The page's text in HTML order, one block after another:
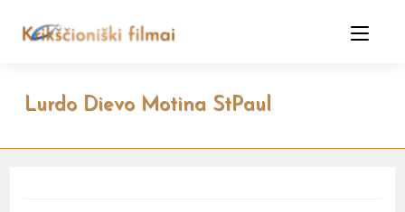
Lurdo Dievo Motina StPaul